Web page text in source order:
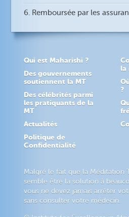
6. Remboursée par les
Qui est Maharishi ?
Des gouvernements
soutiennent la MT
Des célébrités parmi
les pratiquants de la
MT
Actualités
Politique de
Confidentialité
la
?
Malgré le fait que la Méditation
semble être la solution à
vous ne devez jamais arrêter
sans consulter votre médecin.